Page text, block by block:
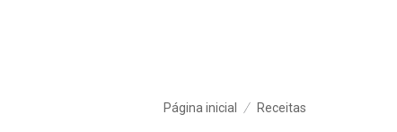
Página inicial Receitas